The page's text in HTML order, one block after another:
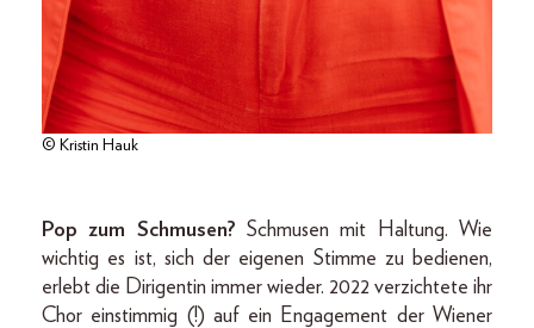
© Kristin Hauk
Pop zum Schmusen? Schmusen mit Haltung. Wie
wichtig es ist, sich der eigenen Stimme zu bedienen,
erlebt die Dirigentin immer wieder. 2022 verzichtete ihr
Chor einstimmig (!) auf ein Engagement der Wiener